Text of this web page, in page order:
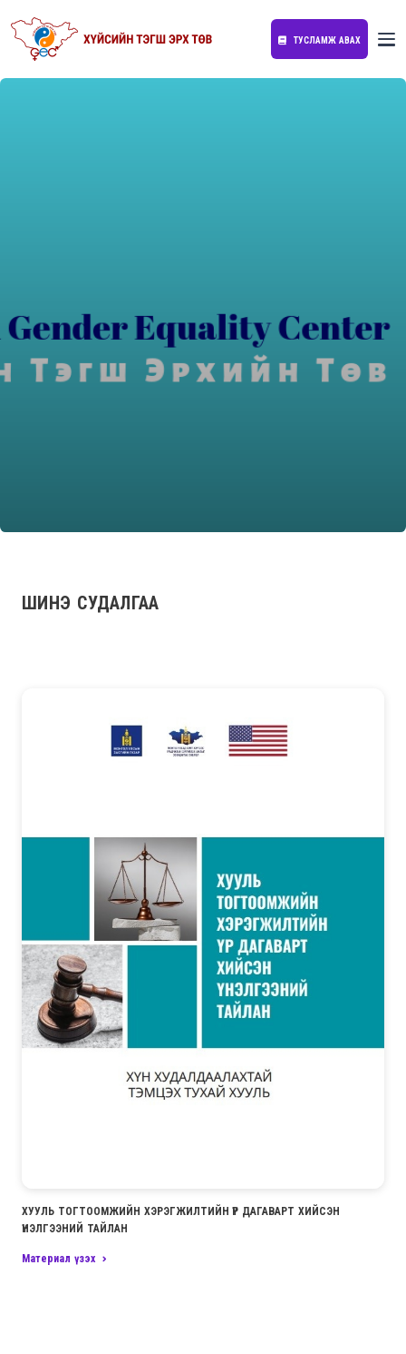
ТУСЛАМЖ АВАХ
ШИНЭ СУДАЛГАА
ХУУЛЬ ТОГТООМЖИЙН ХЭРЭГЖИЛТИЙН ҮР ДАГАВАРТ ХИЙСЭН
ҮНЭЛГЭЭНИЙ ТАЙЛАН
Материал үзэх